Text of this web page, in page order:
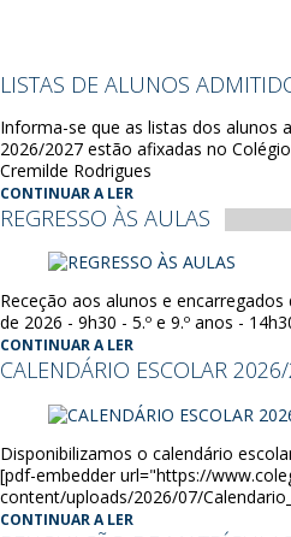
LISTAS DE ALUNOS
Informa-se que as listas dos alunos
2026/2027 estão afixadas no
Cremilde Rodrigues
CONTINUAR A LER
REGRESSO ÀS AULAS
Receção aos alunos e
de 2026 - 9h30 - 5.º e 9.º anos -
CONTINUAR A LER
CALENDÁRIO ESCOLAR
Disponibilizamos o calendário
[pdf-embedder url="https://
content/uploads/2026/07/
CONTINUAR A LER